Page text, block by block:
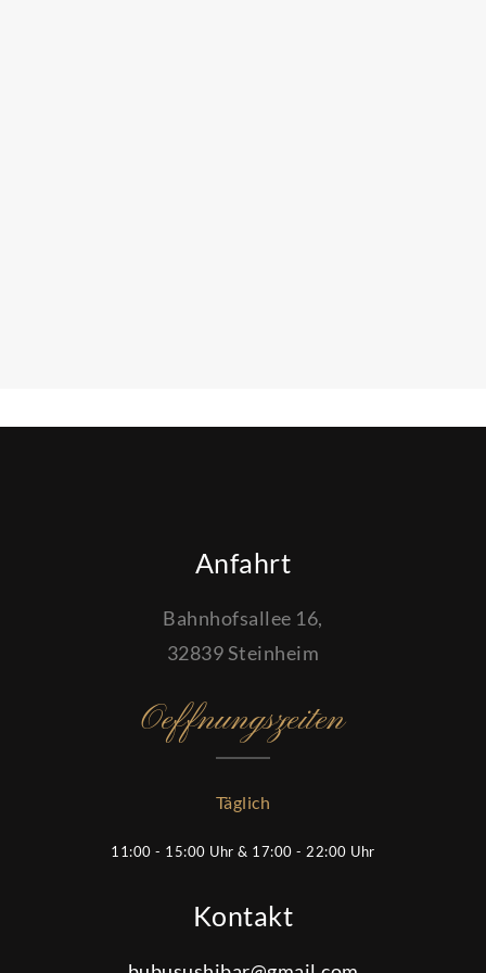
Anfahrt
Bahnhofsallee 16,
32839 Steinheim
Oeffnungszeiten
Täglich
11:00 - 15:00 Uhr & 17:00 - 22:00 Uhr
Kontakt